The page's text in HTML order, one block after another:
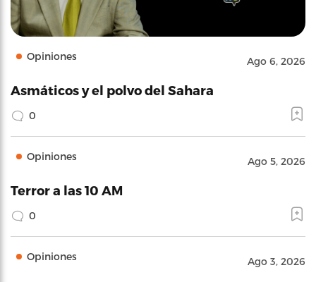
Opiniones Ago 6, 2026
Asmáticos y el polvo del Sahara
0
Opiniones Ago 5, 2026
Terror a las 10 AM
0
Opiniones Ago 3, 2026